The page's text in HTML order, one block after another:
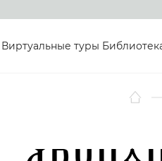
Виртуальные туры